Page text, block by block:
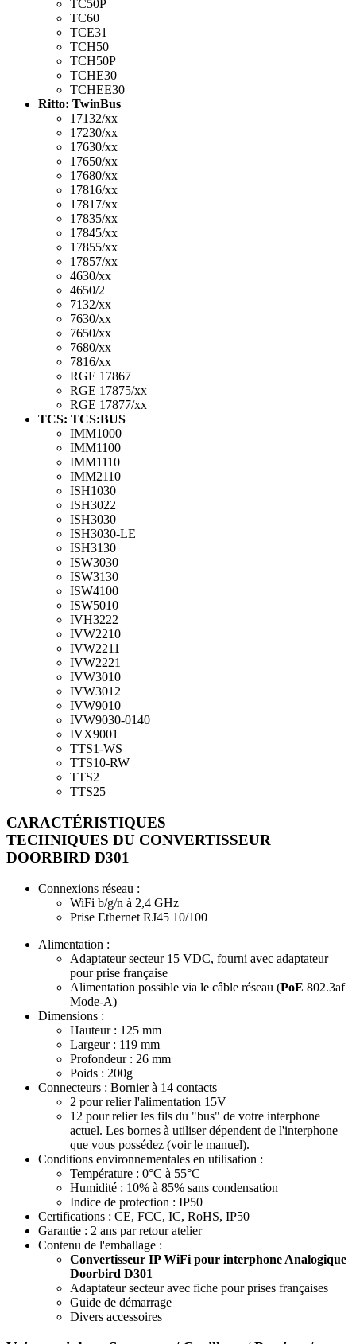
TC50P
TC60
TCE31
TCH50
TCH50P
TCHE30
TCHEE30
Ritto: TwinBus
17132/xx
17230/xx
17630/xx
17650/xx
17680/xx
17816/xx
17817/xx
17835/xx
17845/xx
17855/xx
17857/xx
4630/xx
4650/2
7132/xx
7630/xx
7650/xx
7680/xx
7816/xx
RGE 17867
RGE 17875/xx
RGE 17877/xx
TCS: TCS:BUS
IMM1000
IMM1100
IMM1110
IMM2110
ISH1030
ISH3022
ISH3030
ISH3030-LE
ISH3130
ISW3030
ISW3130
ISW4100
ISW5010
IVH3222
IVW2210
IVW2211
IVW2221
IVW3010
IVW3012
IVW9010
IVW9030-0140
IVX9001
TTS1-WS
TTS10-RW
TTS2
TTS25
CARACTÉRISTIQUES
TECHNIQUES DU CONVERTISSEUR
DOORBIRD D301
Connexions réseau :
WiFi b/g/n à 2,4 GHz
Prise Ethernet RJ45 10/100
Alimentation :
Adaptateur secteur 15 VDC, fourni avec adaptateur
pour prise française
Alimentation possible via le câble réseau (PoE 802.3af
Mode-A)
Dimensions :
Hauteur : 125 mm
Largeur : 119 mm
Profondeur : 26 mm
Poids : 200g
Connecteurs : Bornier à 14 contacts
2 pour relier l'alimentation 15V
12 pour relier les fils du "bus" de votre interphone
actuel. Les bornes à utiliser dépendent de l'interphone
que vous possédez (voir le manuel).
Conditions environnementales en utilisation :
Température : 0°C à 55°C
Humidité : 10% à 85% sans condensation
Indice de protection : IP50
Certifications : CE, FCC, IC, RoHS, IP50
Garantie : 2 ans par retour atelier
Contenu de l'emballage :
Convertisseur IP WiFi pour interphone Analogique
Doorbird D301
Adaptateur secteur avec fiche pour prises françaises
Guide de démarrage
Divers accessoires